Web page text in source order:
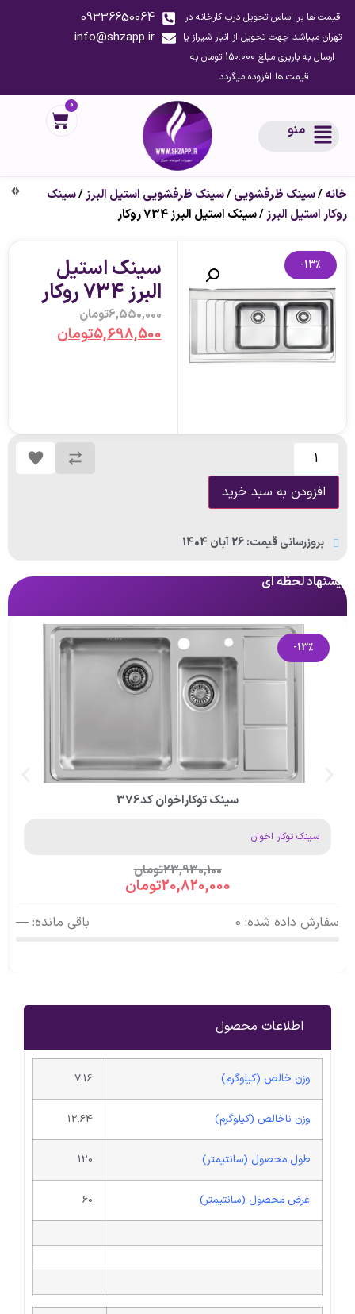
قیمت ها بر اساس تحویل درب کارخانه در
تهران میباشد جهت تحویل از انبار شیراز یا
ارسال به باربری مبلغ 150.000 تومان به
قیمت ها افزوده میگردد
09336650064
info@shzapp.ir
منو
0
خانه/سینک ظرفشویی/سینک ظرفشویی استیل البرز/سینک
روکار استیل البرز/ سینک استیل البرز 734 روکار
پیشنهاد لحظه ای
-13%
سینک توکاراخوان کد376
سینک توکار اخوان
23,930,100تومان
20,820,000تومان
سفارش داده شده: 0 باقی مانده: —
-13% سینک استیل
البرز 734 روکار
6,550,000تومان
5,698,500تومان
افزودن به سبد خرید
بروزرسانی قیمت: 26 آبان 1404
اطلاعات محصول
وزن خالص (کیلوگرم) 7.16
وزن ناخالص (کیلوگرم) 12.64
طول محصول (سانتیمتر) 120
عرض محصول (سانتیمتر) 60